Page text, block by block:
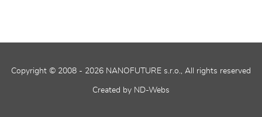
Copyright © 2008 - 2026 NANOFUTURE s.r.o., All rights reserved
Created by ND-Webs